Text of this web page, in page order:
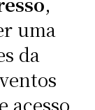
uma
da
acesso